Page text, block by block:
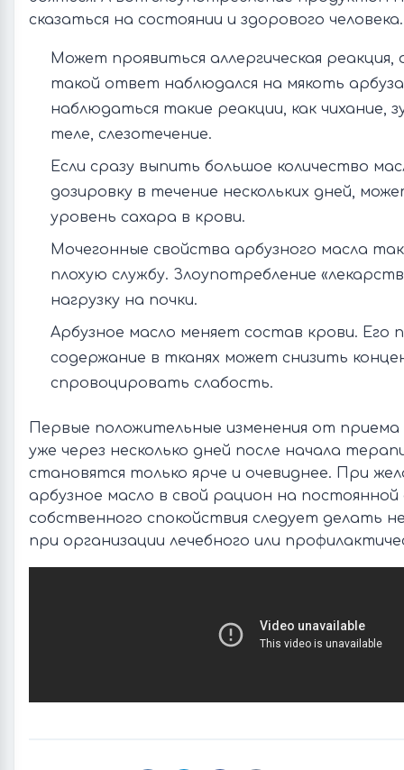
сказаться на состоянии и здорового человека.
Может проявиться аллергическая реакция,
такой ответ наблюдался на мякоть
наблюдаться такие реакции, как чихание,
теле, слезотечение.
Если сразу выпить большое количество
дозировку в течение нескольких дней,
уровень сахара в крови.
Мочегонные свойства арбузного масла
плохую службу. Злоупотребление
нагрузку на почки.
Арбузное масло меняет состав крови. Его
содержание в тканях может снизить
спровоцировать слабость.
Первые положительные изменения от приема
уже через несколько дней после начала
становятся только ярче и очевиднее. При
арбузное масло в свой рацион на постоянной
собственного спокойствия следует делать
при организации лечебного или